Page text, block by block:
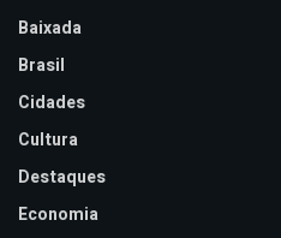
Baixada
Brasil
Cidades
Cultura
Destaques
Economia